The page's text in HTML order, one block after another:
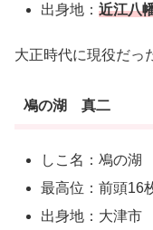
出身地：近江八
大正時代に現役だっ
鳰の湖 真二
しこ名：鳰の
最高位：前頭16
出身地：大津市